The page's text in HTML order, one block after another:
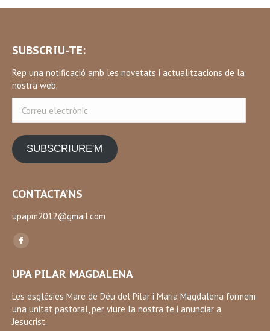
SUBSCRIU-TE:
Rep una notificació amb les novetats i actualitzacions de la
nostra web.
electrònic
SUBSCRIURE'M
CONTACTA’NS
upapm2012@gmail.com
Find us on:
Facebook
opens
in
new
window
UPA PILAR MAGDALENA
Les esglésies Mare de Déu del Pilar i Maria Magdalena formem
una unitat pastoral, per viure la nostra fe i anunciar a
Jesucrist.